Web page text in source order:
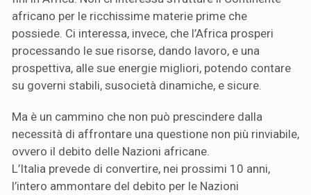
africano per le ricchissime materie prime che
possiede. Ci interessa, invece, che l’Africa prosperi
processando le sue risorse, dando lavoro, e una
prospettiva, alle sue energie migliori, potendo contare
su governi stabili, susocietà dinamiche, e sicure.
Ma è un cammino che non può prescindere dalla
necessità di affrontare una questione non più rinviabile,
ovvero il debito delle Nazioni africane.
L’Italia prevede di convertire, nei prossimi 10 anni,
l’intero ammontare del debito per le Nazioni